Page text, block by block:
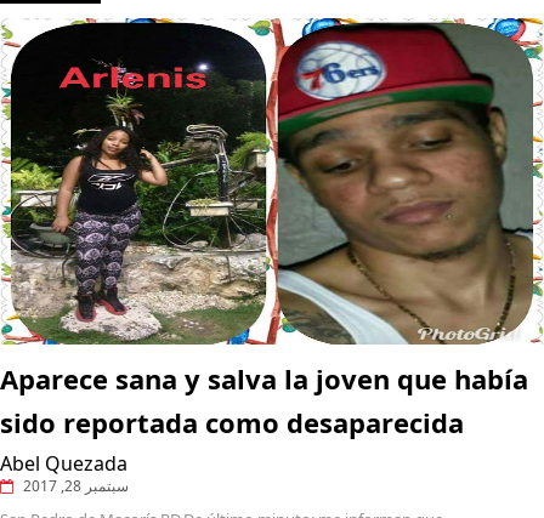
Aparece sana y salva la joven que había
sido reportada como desaparecida
Abel Quezada
سبتمبر 28, 2017